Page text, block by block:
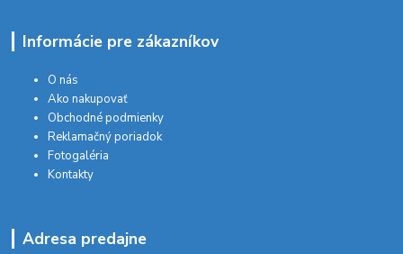
Informácie pre zákazníkov
O nás
Ako nakupovať
Obchodné podmienky
Reklamačný poriadok
Fotogaléria
Kontakty
Adresa predajne